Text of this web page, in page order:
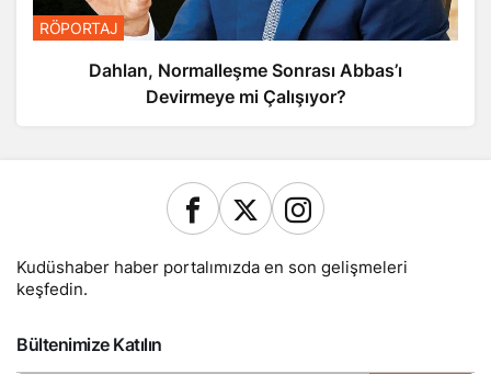
RÖPORTAJ
Dahlan, Normalleşme Sonrası Abbas’ı
Devirmeye mi Çalışıyor?
Kudüshaber haber portalımızda en son gelişmeleri
keşfedin.
Bültenimize Katılın